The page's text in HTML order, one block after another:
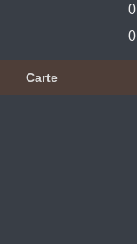
Carte